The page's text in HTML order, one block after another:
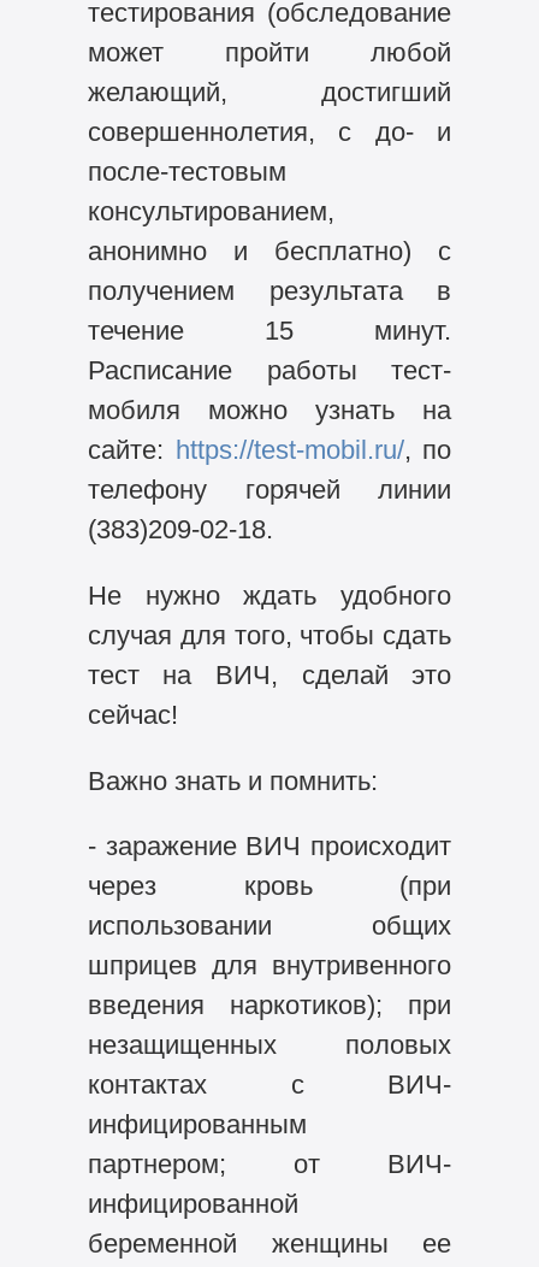
тестирования (обследование
может пройти любой
желающий, достигший
совершеннолетия, с до- и
после-тестовым
консультированием,
анонимно и бесплатно) с
получением результата в
течение 15 минут.
Расписание работы тест-
мобиля можно узнать на
сайте: https://test-mobil.ru/, по
телефону горячей линии
(383)209-02-18.
Не нужно ждать удобного
случая для того, чтобы сдать
тест на ВИЧ, сделай это
сейчас!
Важно знать и помнить:
- заражение ВИЧ происходит
через кровь (при
использовании общих
шприцев для внутривенного
введения наркотиков); при
незащищенных половых
контактах с ВИЧ-
инфицированным
партнером; от ВИЧ-
инфицированной
беременной женщины ее